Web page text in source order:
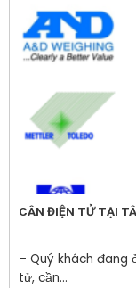
CÂN ĐIỆN TỬ TẠI
– Quý khách đang
tử, cần...